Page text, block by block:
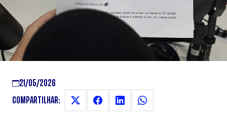
No próximo sábado, a CBN São Paulo veiculará a
reportagem “O vício em dopamina: como os
algoritmos estão dominando nossos cérebros”,
produzida por alunos da Faculdade Cásper Líbero.
21/05/2026
COMPARTILHAR: